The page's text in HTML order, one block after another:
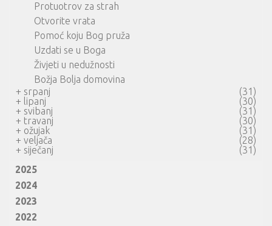
Protuotrov za strah
Otvorite vrata
Pomoć koju Bog pruža
Uzdati se u Boga
Živjeti u nedužnosti
Božja Bolja domovina
+ srpanj
(31)
+ lipanj
(30)
+ svibanj
(31)
+ travanj
(30)
+ ožujak
(31)
+ veljača
(28)
+ siječanj
(31)
2025
2024
2023
2022